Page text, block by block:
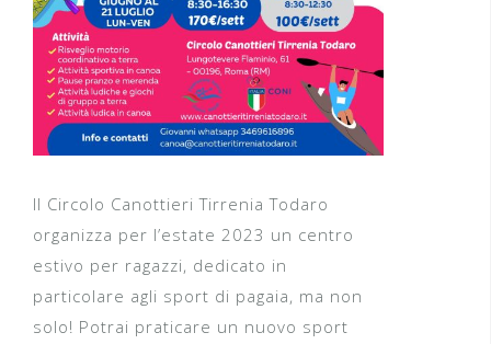
Il Circolo Canottieri Tirrenia Todaro
organizza per l’estate 2023 un centro
estivo per ragazzi, dedicato in
particolare agli sport di pagaia, ma non
solo! Potrai praticare un nuovo sport